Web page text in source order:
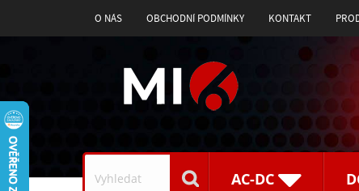
O NÁS OBCHODNÍ PODMÍNKY KONTAKT
Vyhledávání
AC-DC